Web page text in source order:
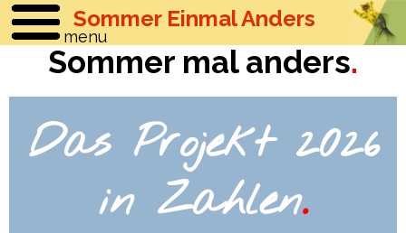
menu
Sommer Einmal Anders
Sommer mal anders.
Das Projekt 2026
in Zahlen.